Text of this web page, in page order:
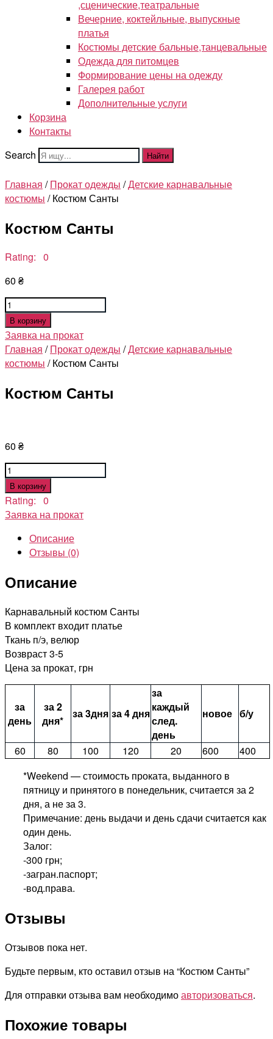
,сценические,театральные
Вечерние, коктейльные, выпускные
платья
Костюмы детские бальные,танцевальные
Одежда для питомцев
Формирование цены на одежду
Галерея работ
Дополнительные услуги
Корзина
Контакты
Search
Найти
Главная /Прокат одежды /Детские карнавальные
костюмы / Костюм Санты
Костюм Санты
Rating: 0
60 ₴
Количество
товара
Костюм
Санты
В корзину
Заявка на прокат
Главная /Прокат одежды /Детские карнавальные
костюмы / Костюм Санты
Костюм Санты
60 ₴
Количество
товара
Костюм
Санты
В корзину
Rating: 0
Заявка на прокат
Описание
Отзывы (0)
Описание
Карнавальный костюм Санты
В комплект входит платье
Ткань п/э, велюр
Возвраст 3-5
Цена за прокат, грн
за
день
за 2
дня*
за 3дня за 4 дня
за
каждый
след.
день
новое б/у
60 80 100 120 20 600
400
*Weekend — стоимость проката, выданного в
пятницу и принятого в понедельник, считается за 2
дня, а не за 3.
Примечание: день выдачи и день сдачи считается как
один день.
Залог:
-300 грн;
-загран.паспорт;
-вод.права.
Отзывы
Отзывов пока нет.
Будьте первым, кто оставил отзыв на “Костюм Санты”
Для отправки отзыва вам необходимоавторизоваться.
Похожие товары